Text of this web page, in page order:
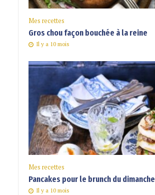
Mes recettes
Gros chou façon bouchée à la reine
Il y a 10 mois
Mes recettes
Pancakes pour le brunch du dimanche
Il y a 10 mois